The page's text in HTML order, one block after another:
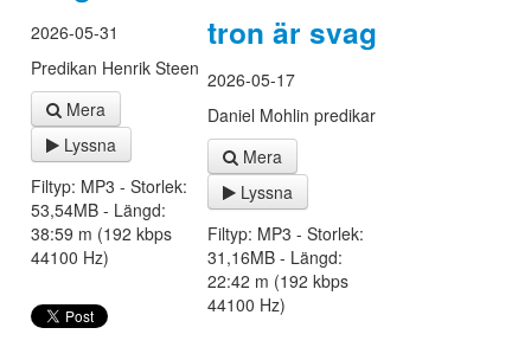
2026-05-31
Predikan Henrik Steen
Mera
Lyssna
Filtyp: MP3 - Storlek:
53,54MB - Längd:
38:59 m (192 kbps
44100 Hz)
tron är svag
2026-05-17
Daniel Mohlin predikar
Mera
Lyssna
Filtyp: MP3 - Storlek:
31,16MB - Längd:
22:42 m (192 kbps
44100 Hz)